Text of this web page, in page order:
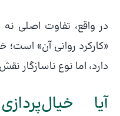
در واقع، تفاوت اصلی نه
«کارکرد روانی آن» است؛
دارد، اما نوع ناسازگار
آیا